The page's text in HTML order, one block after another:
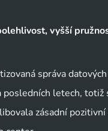
vyšší
správa
posledních letech, totiž
zásadní